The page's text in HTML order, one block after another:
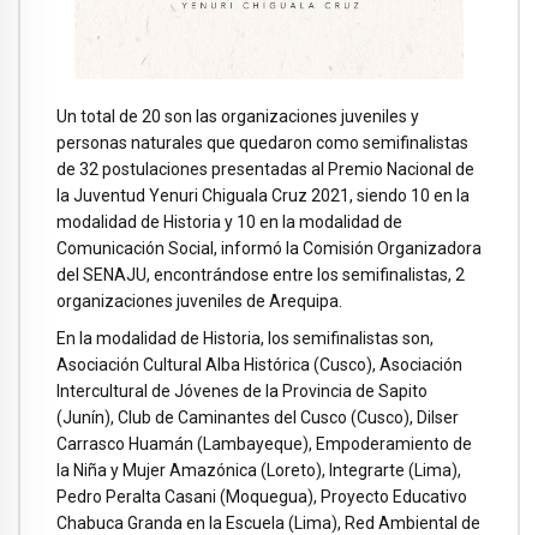
Un total de 20 son las organizaciones juveniles y
personas naturales que quedaron como semifinalistas
de 32 postulaciones presentadas al Premio Nacional de
la Juventud Yenuri Chiguala Cruz 2021, siendo 10 en la
modalidad de Historia y 10 en la modalidad de
Comunicación Social, informó la Comisión Organizadora
del SENAJU, encontrándose entre los semifinalistas, 2
organizaciones juveniles de Arequipa.
En la modalidad de Historia, los semifinalistas son,
Asociación Cultural Alba Histórica (Cusco), Asociación
Intercultural de Jóvenes de la Provincia de Sapito
(Junín), Club de Caminantes del Cusco (Cusco), Dilser
Carrasco Huamán (Lambayeque), Empoderamiento de
la Niña y Mujer Amazónica (Loreto), Integrarte (Lima),
Pedro Peralta Casani (Moquegua), Proyecto Educativo
Chabuca Granda en la Escuela (Lima), Red Ambiental de